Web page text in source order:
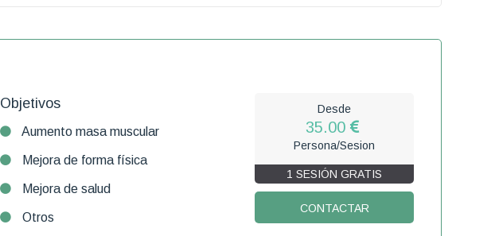
Objetivos
Aumento masa muscular
Mejora de forma física
Mejora de salud
Otros
Desde
35.00
Persona/Sesion
1 SESIÓN GRATIS
CONTACTAR